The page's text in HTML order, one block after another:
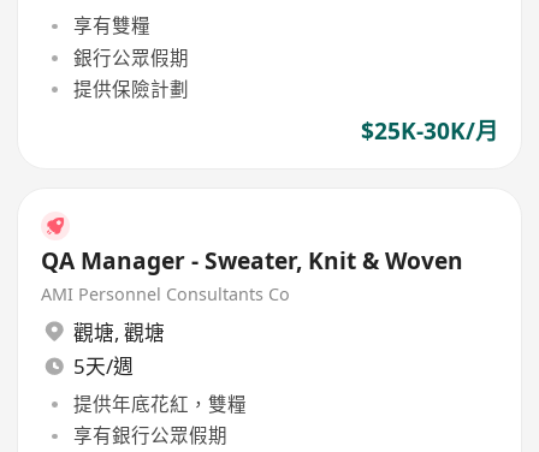
享有雙糧
銀行公眾假期
提供保險計劃
$25K-30K/月
QA Manager - Sweater, Knit & Woven
AMI Personnel Consultants Co
觀塘, 觀塘
5天/週
提供年底花紅，雙糧
享有銀行公眾假期